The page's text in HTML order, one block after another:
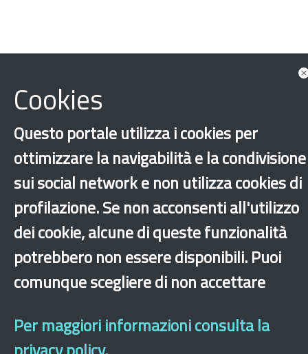
Cookies
Questo portale utilizza i cookies per
ottimizzare la navigabilità e la condivisione
sui social network e non utilizza cookies di
profilazione. Se non acconsenti all'utilizzo
dei cookie, alcune di queste funzionalità
potrebbero non essere disponibili. Puoi
comunque scegliere di non accettare
Per maggiori informazioni consulta la
Dichiarazione di accessibilità Mappa del sito Legal & Privacy
Contatti
Sito archeologico